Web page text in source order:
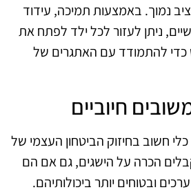
נמוך. באמצעות תמיכה, עידוד
ניתן לעזור לכל ילד לפתח את
כדי להתמודד עם האתגרים של
חיוביים
כלי חשוב בחיזוק הביטחון העצמי של
הכרה על הישגים, גם אם הם
ובטוחים יותר ביכולותיהם.